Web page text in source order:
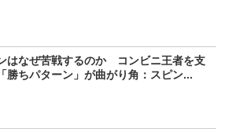
はなぜ苦戦するのか コンビニ王者を支
勝ちパターン」が曲がり角：スピン...